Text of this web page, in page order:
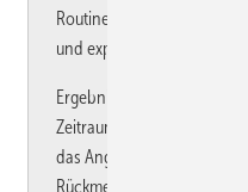
Routinedokumentation
und explorativer
Ergebnisse: 1089
Zeitraum ein BEM-Angebot,
das Angebot nicht in
Rückmeldung).